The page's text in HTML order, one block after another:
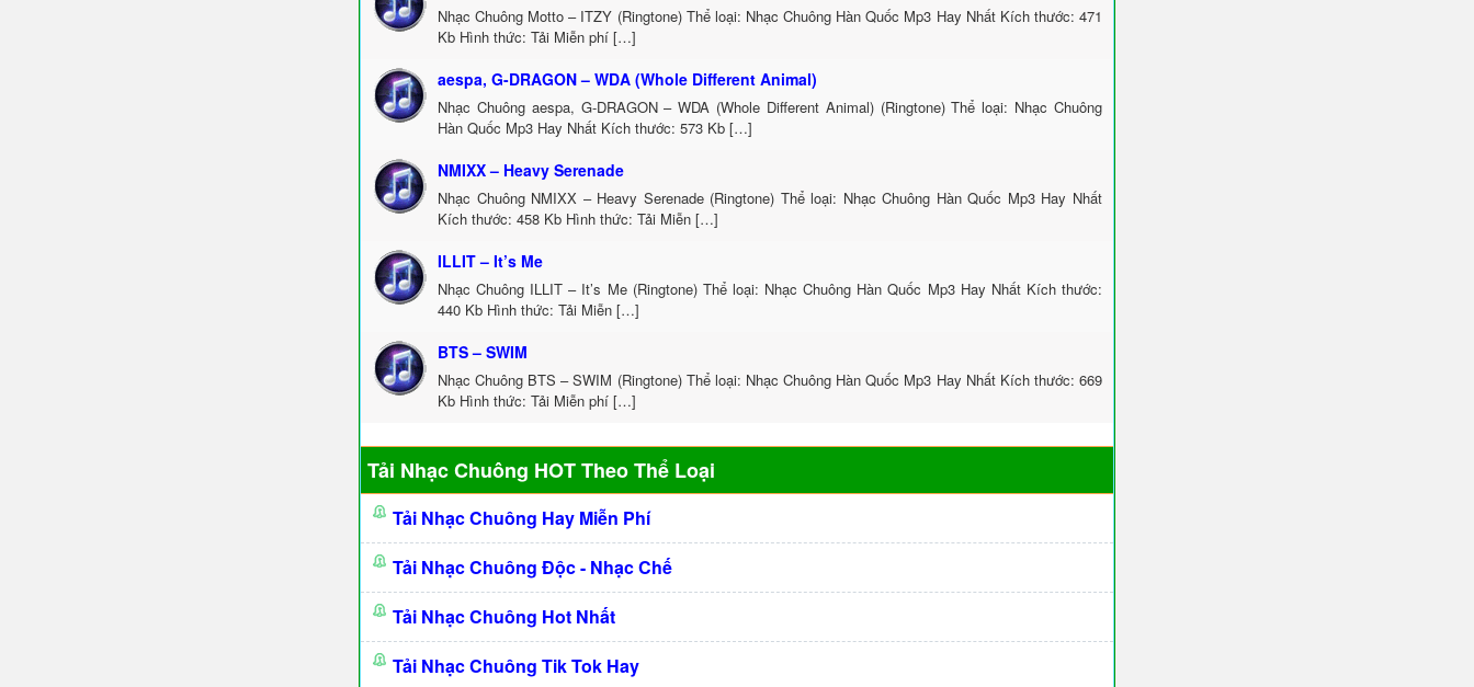
Nhạc Chuông Motto – ITZY (Ringtone) Thể loại: Nhạc Chuông Hàn Quốc Mp3 Hay Nhất Kích thước: 471
Kb Hình thức: Tải Miễn phí […]
aespa, G-DRAGON – WDA (Whole Different Animal)
Nhạc Chuông aespa, G-DRAGON – WDA (Whole Different Animal) (Ringtone) Thể loại: Nhạc Chuông
Hàn Quốc Mp3 Hay Nhất Kích thước: 573 Kb […]
NMIXX – Heavy Serenade
Nhạc Chuông NMIXX – Heavy Serenade (Ringtone) Thể loại: Nhạc Chuông Hàn Quốc Mp3 Hay Nhất
Kích thước: 458 Kb Hình thức: Tải Miễn […]
ILLIT – It’s Me
Nhạc Chuông ILLIT – It’s Me (Ringtone) Thể loại: Nhạc Chuông Hàn Quốc Mp3 Hay Nhất Kích thước:
440 Kb Hình thức: Tải Miễn […]
BTS – SWIM
Nhạc Chuông BTS – SWIM (Ringtone) Thể loại: Nhạc Chuông Hàn Quốc Mp3 Hay Nhất Kích thước: 669
Kb Hình thức: Tải Miễn phí […]
Tải Nhạc Chuông HOT Theo Thể Loại
Tải Nhạc Chuông Hay Miễn Phí
Tải Nhạc Chuông Độc - Nhạc Chế
Tải Nhạc Chuông Hot Nhất
Tải Nhạc Chuông Tik Tok Hay